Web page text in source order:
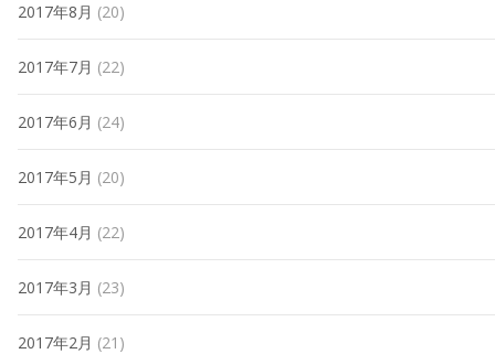
2017年8月 (20)
2017年7月 (22)
2017年6月 (24)
2017年5月 (20)
2017年4月 (22)
2017年3月 (23)
2017年2月 (21)